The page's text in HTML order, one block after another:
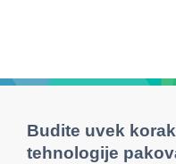
Budite uvek
tehnologije